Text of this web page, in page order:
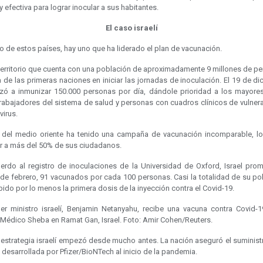
efectiva para lograr inocular a sus habitantes.
El caso israelí
de estos países, hay uno que ha liderado el plan de vacunación.
que cuenta con una población de aproximadamente 9 millones de
de las primeras naciones en iniciar las jornadas de inoculación. El 19 de
a inmunizar 150.000 personas por día, dándole prioridad a los
del sistema de salud y personas con cuadros clínicos de
medio oriente ha tenido una campaña de vacunación incomparable,
a más del 50% de sus ciudadanos.
al registro de inoculaciones de la Universidad de Oxford, Israel
febrero, 91 vacunados por cada 100 personas. Casi la totalidad de su
por lo menos la primera dosis de la inyección contra el Covid-19.
ministro israelí, Benjamin Netanyahu, recibe una vacuna contra Covid-
Sheba en Ramat Gan, Israel. Foto: Amir Cohen/Reuters.
estrategia israelí empezó desde mucho antes. La nación aseguró el
desarrollada por Pfizer/BioNTech al inicio de la pandemia.